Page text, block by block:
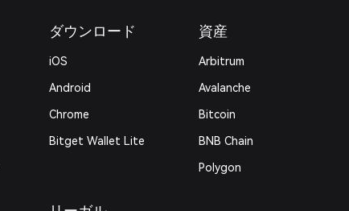
ダウンロード
iOS
Android
Chrome
Bitget Wallet Lite
資産
Arbitrum
Avalanche
Bitcoin
BNB Chain
Polygon